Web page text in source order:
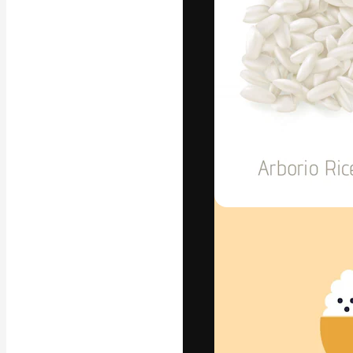
La plateforme
vos meilleurs
d’abonnés :
studios.
Français
Copyright © 2010-